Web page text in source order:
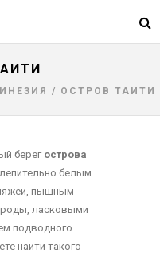
/ ОСТРОВ ТАИТИ
берег острова
белым
пышным
ласковыми
подводного
найти такого